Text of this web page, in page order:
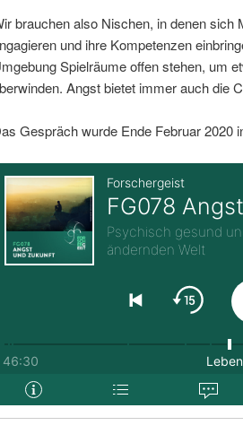
n
g
e
n
brauchen also Nischen, in denen
und ihre Kompetenzen
Spielräume offen stehen, um
Angst bietet immer auch die
Gespräch wurde Ende Februar 2020